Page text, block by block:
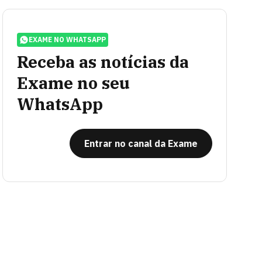
EXAME NO WHATSAPP
Receba as notícias da
Exame no seu
WhatsApp
Entrar no canal da Exame